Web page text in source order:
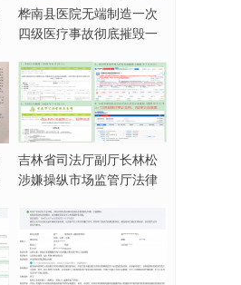
桦南县医院无端制造一次
四级医疗事故彻底摧毁一
吉林省司法厅副厅长林松
涉嫌操纵市场监管厅法律